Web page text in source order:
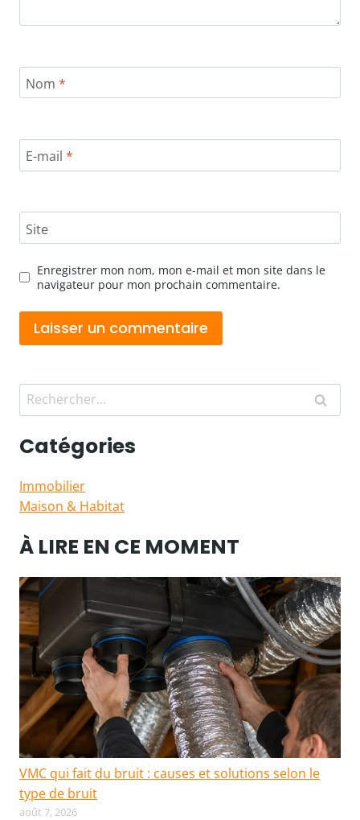
Nom *
E-mail *
Site
Enregistrer mon nom, mon e-mail et mon site dans le
navigateur pour mon prochain commentaire.
Rechercher :
Catégories
Immobilier
Maison & Habitat
À LIRE EN CE MOMENT
VMC qui fait du bruit : causes et solutions selon le
type de bruit
août 7, 2026